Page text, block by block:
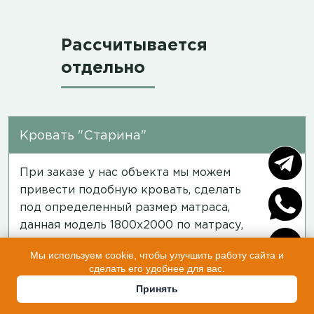
Рассчитывается
отдельно
Кровать "Старина"
При заказе у нас объекта мы можем
привести подобную кровать, сделать
под определенный размер матраса,
данная модель 1800х2000 по матрасу,
5
Вешалка из спилов 4 крючка
Мы используем cookie, чтобы улучшить работу сайта и
сделать его удобнее для вас.
Принять